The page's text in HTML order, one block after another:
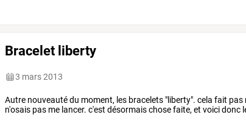
Bracelet liberty
3 mars 2013
Autre nouveauté du moment, les bracelets "liberty". cela fait pas
n'osais pas me lancer. c'est désormais chose faite, et voici donc